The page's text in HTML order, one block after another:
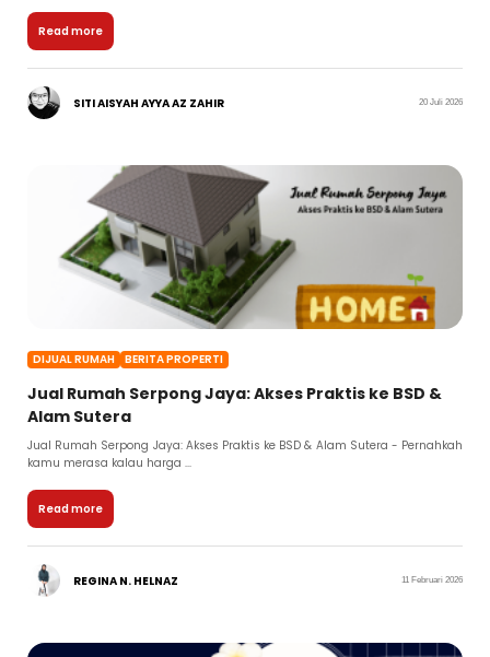
Read more
SITI AISYAH AYYA AZ ZAHIR 20 Juli 2026
DIJUAL RUMAH BERITA PROPERTI
Jual Rumah Serpong Jaya: Akses Praktis ke BSD &
Alam Sutera
Jual Rumah Serpong Jaya: Akses Praktis ke BSD & Alam Sutera - Pernahkah
kamu merasa kalau harga ...
Read more
REGINA N. HELNAZ 11 Februari 2026